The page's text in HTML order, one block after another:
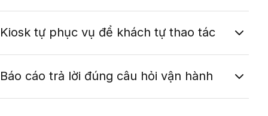
Kiosk tự phục vụ để khách tự thao tác
Báo cáo trả lời đúng câu hỏi vận hành